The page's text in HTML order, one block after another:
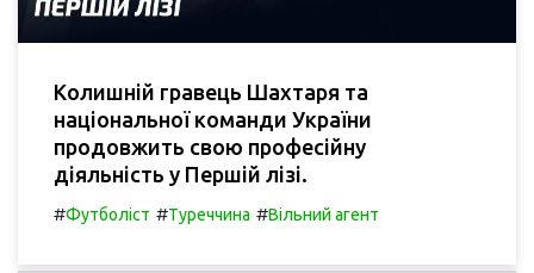
Колишній гравець Шахтаря та
національної команди України
продовжить свою професійну
діяльність у Першій лізі.
#Футболіст #Туреччина #Вільний агент